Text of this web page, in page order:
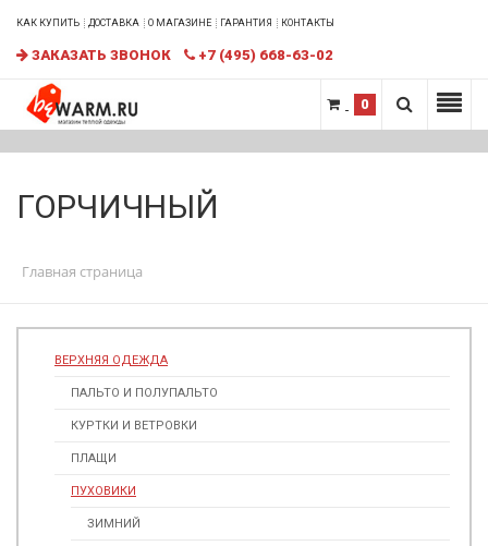
КАК КУПИТЬ ДОСТАВКА О МАГАЗИНЕ ГАРАНТИЯ КОНТАКТЫ
ЗАКАЗАТЬ ЗВОНОК +7 (495) 668-63-02
0
ГОРЧИЧНЫЙ
Главная страница
ВЕРХНЯЯ ОДЕЖДА
ПАЛЬТО И ПОЛУПАЛЬТО
КУРТКИ И ВЕТРОВКИ
ПЛАЩИ
ПУХОВИКИ
ЗИМНИЙ